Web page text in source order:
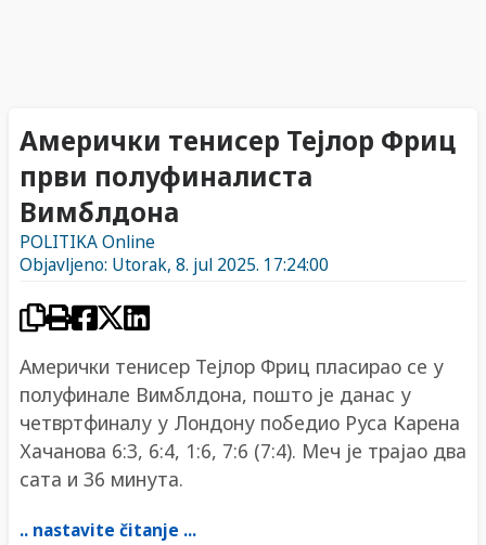
Амерички тенисер Тејлор Фриц
први полуфиналиста
Вимблдона
POLITIKA Online
Objavljeno: Utorak, 8. jul 2025. 17:24:00
Амерички тенисер Тејлор Фриц пласирао се у
полуфинале Вимблдона, пошто је данас у
четвртфиналу у Лондону победио Руса Карена
Хачанова 6:3, 6:4, 1:6, 7:6 (7:4). Меч је трајао два
сата и 36 минута.
.. nastavite čitanje ...